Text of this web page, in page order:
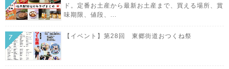
ド。定番お土産から最新お土産まで、買える場所、賞
味期限、値段、...
【イベント】第28回 東郷街道おつくね祭